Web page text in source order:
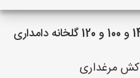
مرغداری